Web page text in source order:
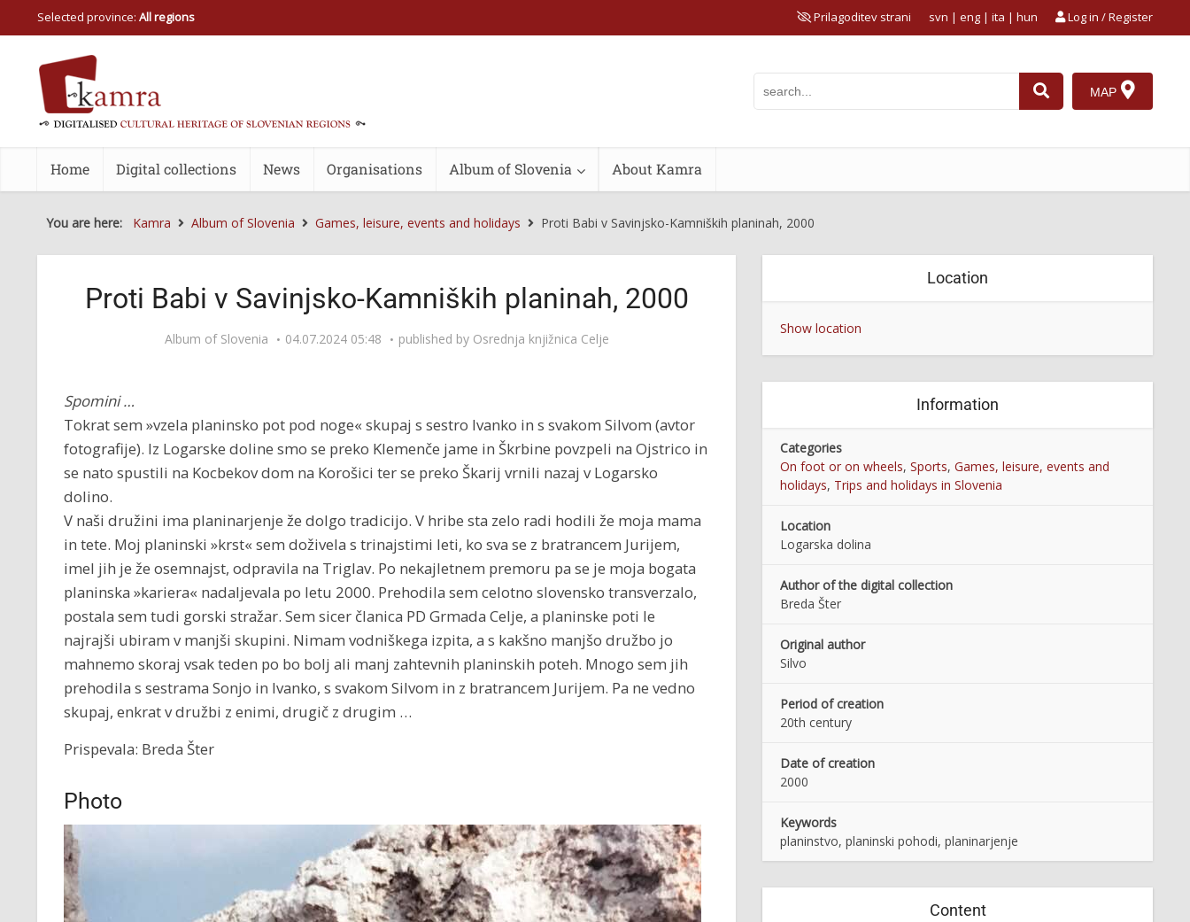
Selected province: All regions Prilagoditev strani Log in / Register
svn | eng | ita | hun
MAP
Home Digital collections News Organisations Album of Slovenia About Kamra
You are here: Kamra Album of Slovenia Games, leisure, events and holidays Proti Babi v Savinjsko-Kamniških planinah, 2000
Proti Babi v Savinjsko-Kamniških planinah, 2000
Album of Slovenia 04.07.2024 05:48 published by Osrednja knjižnica Celje
Spomini …
Tokrat sem »vzela planinsko pot pod noge« skupaj s sestro Ivanko in s svakom Silvom (avtor
fotografije). Iz Logarske doline smo se preko Klemenče jame in Škrbine povzpeli na Ojstrico in
se nato spustili na Kocbekov dom na Korošici ter se preko Škarij vrnili nazaj v Logarsko
dolino.
V naši družini ima planinarjenje že dolgo tradicijo. V hribe sta zelo radi hodili že moja mama
in tete. Moj planinski »krst« sem doživela s trinajstimi leti, ko sva se z bratrancem Jurijem,
imel jih je že osemnajst, odpravila na Triglav. Po nekajletnem premoru pa se je moja bogata
planinska »kariera« nadaljevala po letu 2000. Prehodila sem celotno slovensko transverzalo,
postala sem tudi gorski stražar. Sem sicer članica PD Grmada Celje, a planinske poti le
najrajši ubiram v manjši skupini. Nimam vodniškega izpita, a s kakšno manjšo družbo jo
mahnemo skoraj vsak teden po bo bolj ali manj zahtevnih planinskih poteh. Mnogo sem jih
prehodila s sestrama Sonjo in Ivanko, s svakom Silvom in z bratrancem Jurijem. Pa ne vedno
skupaj, enkrat v družbi z enimi, drugič z drugim …
Prispevala: Breda Šter
Photo
Location
Show location
Information
Categories
On foot or on wheels, Sports, Games, leisure, events and
holidays, Trips and holidays in Slovenia
Location
Logarska dolina
Author of the digital collection
Breda Šter
Original author
Silvo
Period of creation
20th century
Date of creation
2000
Keywords
planinstvo, planinski pohodi, planinarjenje
Content